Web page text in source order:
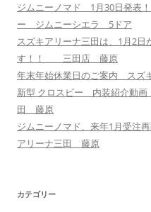
ジムニーノマド 1月30日発表
ー ジムニーシエラ 5ドア
スズキアリーナ三田は、1月2日
す！！ 三田店 藤原
年末年始休業日のご案内 スズ
新型 クロスビー 内装紹介動
田 藤原
ジムニーノマド、来年1月受注
アリーナ三田 藤原
カテゴリー